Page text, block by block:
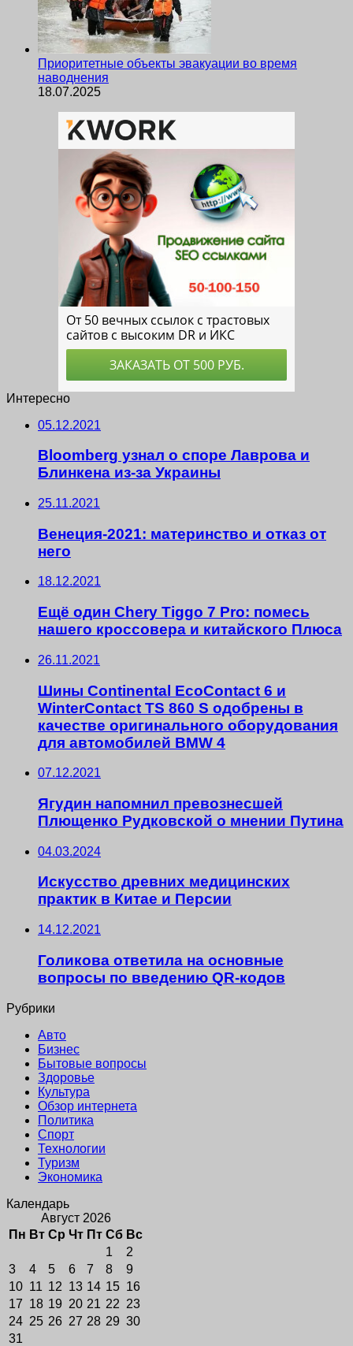
Приоритетные объекты эвакуации во время
наводнения
18.07.2025
Интересно
05.12.2021
Bloomberg узнал о споре Лаврова и
Блинкена из-за Украины
25.11.2021
Венеция-2021: материнство и отказ от
него
18.12.2021
Ещё один Chery Tiggo 7 Pro: помесь
нашего кроссовера и китайского Плюса
26.11.2021
Шины Continental EcoContact 6 и
WinterContact TS 860 S одобрены в
качестве оригинального оборудования
для автомобилей BMW 4
07.12.2021
Ягудин напомнил превознесшей
Плющенко Рудковской о мнении Путина
04.03.2024
Искусство древних медицинских
практик в Китае и Персии
14.12.2021
Голикова ответила на основные
вопросы по введению QR-кодов
Рубрики
Авто
Бизнес
Бытовые вопросы
Здоровье
Культура
Обзор интернета
Политика
Спорт
Технологии
Туризм
Экономика
Календарь
Август 2026
Пн Вт Ср Чт Пт Сб Вс
1
2
3
4 5 6 7 8
9
10 11 12 13 14 15 16
17 18 19 20 21 22 23
24 25 26 27 28 29 30
31